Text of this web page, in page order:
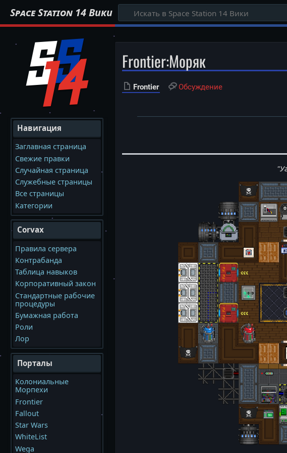
Space Station 14 Вики
Frontier:Моряк
Frontier Обсуждение
Навигация
Заглавная страница
Свежие правки
Случайная страница
Служебные страницы
Все страницы
Категории
Corvax
Правила сервера
Контрабанда
Таблица навыков
Корпоративный закон
Стандартные рабочие
процедуры
Бумажная работа
Роли
Лор
Порталы
Колониальные
Морпехи
Frontier
Fallout
Star Wars
WhiteList
Wega